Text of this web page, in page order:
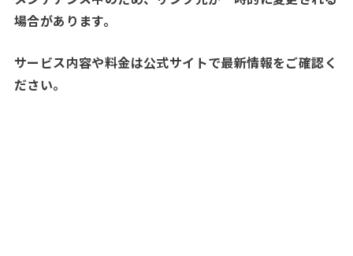
場合があります。
サービス内容や料金は公式サイトで最新情報をご確認く
ださい。